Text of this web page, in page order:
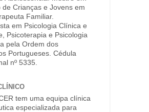
de Crianças e Jovens em
Familiar.
em Psicologia Clínica e
Psicoterapia e Psicologia
pela Ordem dos
Portugueses. Cédula
nº 5335.
tem uma equipa clínica
especializada para